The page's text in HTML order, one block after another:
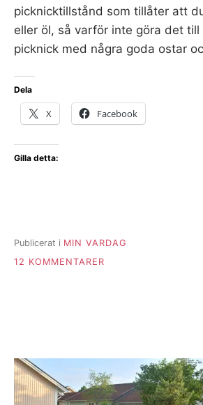
picknicktillstånd som tillåter att
eller öl, så varför inte göra det till
picknick med några goda ostar
Dela
X Facebook
Gilla detta:
Publicerat i MIN VARDAG
12 KOMMENTARER